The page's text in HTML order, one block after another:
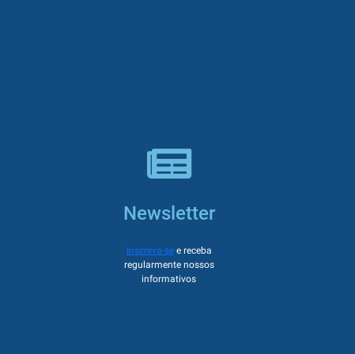
Newsletter
Inscreva-see receba
regularmente nossos
informativos